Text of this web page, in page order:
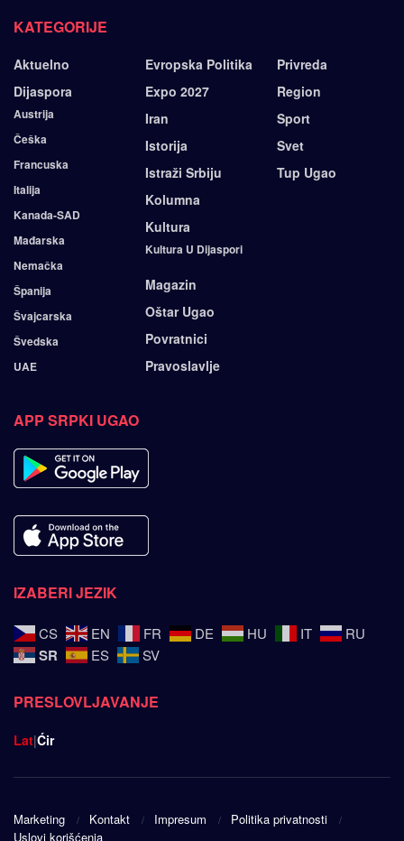
KATEGORIJE
Aktuelno
Dijaspora
Austrija
Češka
Francuska
Italija
Kanada-SAD
Mađarska
Nemačka
Španija
Švajcarska
Švedska
UAE
Evropska Politika
Expo 2027
Iran
Istorija
Istraži Srbiju
Kolumna
Kultura
Kultura U Dijaspori
Magazin
Oštar Ugao
Povratnici
Pravoslavlje
Privreda
Region
Sport
Svet
Tup Ugao
APP SRPKI UGAO
IZABERI JEZIK
CS EN FR DE HU IT RU
SR ES SV
PRESLOVLJAVANJE
Lat|Ćir
Marketing Kontakt Impresum
Politika privatnosti
Uslovi korišćenja